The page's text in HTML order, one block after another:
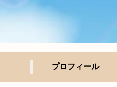
プロフィール